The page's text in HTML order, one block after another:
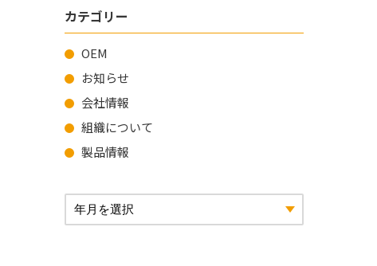
カテゴリー
OEM
お知らせ
会社情報
組織について
製品情報